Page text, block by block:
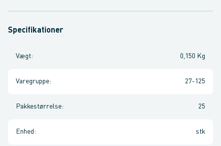
Specifikationer
Vægt: 0,150 Kg
Varegruppe: 27-125
Pakkestørrelse: 25
Enhed : stk